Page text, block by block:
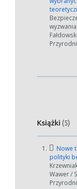
Książki (5)
1.
Nowe
polityki
Wawer /